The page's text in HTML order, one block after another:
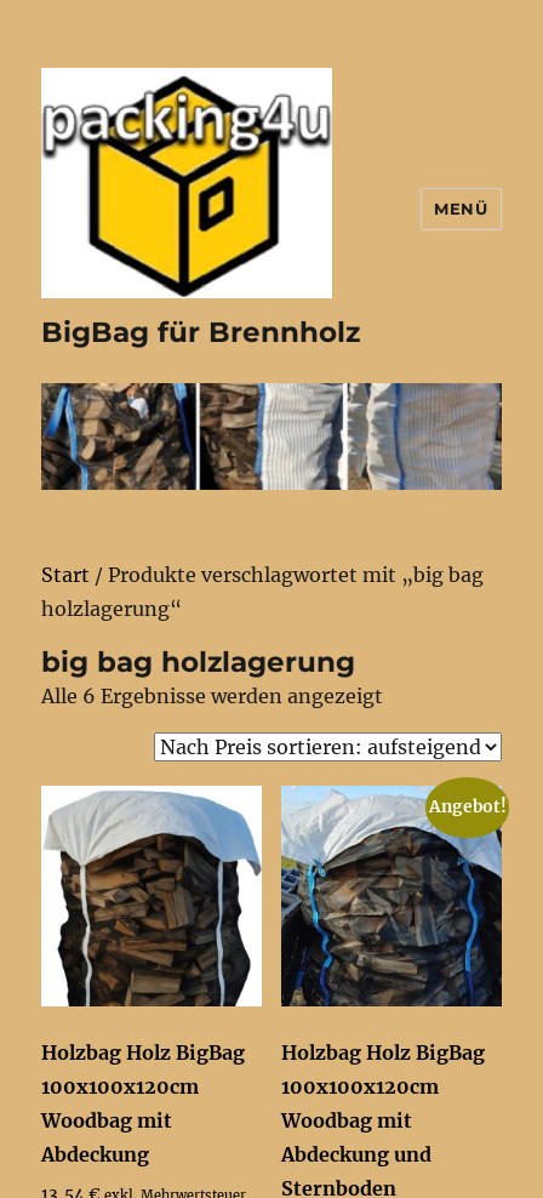
BigBag für Brennholz
MENÜ
Start / Produkte verschlagwortet mit „big bag
holzlagerung“
big bag holzlagerung
Alle 6 Ergebnisse werden angezeigt
Preis
sortiert:
aufsteigend
Holzbag Holz BigBag
100x100x120cm
Woodbag mit
Abdeckung
Angebot!
Holzbag Holz BigBag
100x100x120cm
Woodbag mit
Abdeckung und
Sternboden